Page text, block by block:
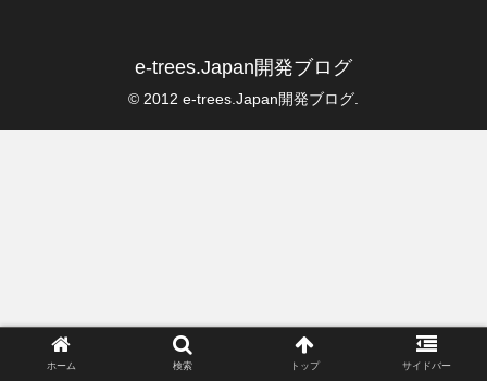
e-trees.Japan開発ブログ
© 2012 e-trees.Japan開発ブログ.
ホーム 検索 トップ サイドバー